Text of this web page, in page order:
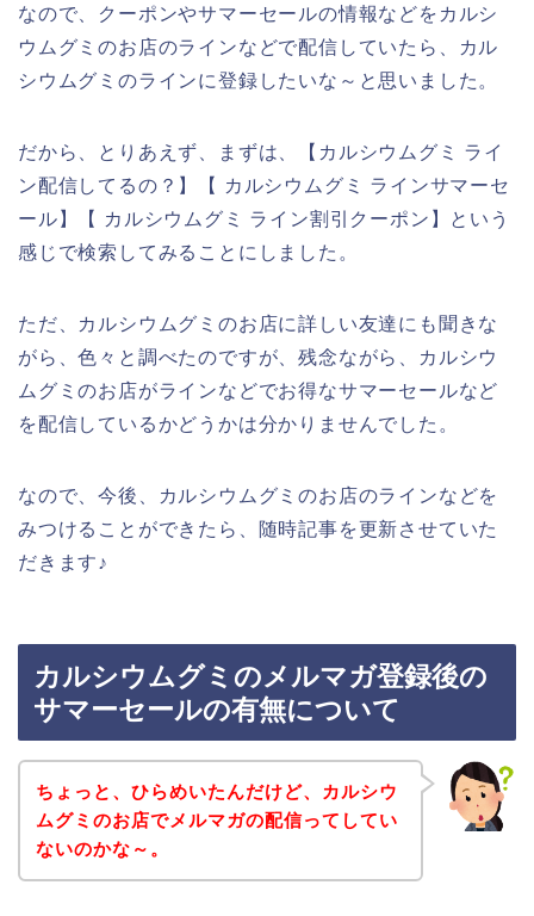
なので、クーポンやサマーセールの情報などをカルシ
ウムグミのお店のラインなどで配信していたら、カル
シウムグミのラインに登録したいな～と思いました。
だから、とりあえず、まずは、【カルシウムグミ ライ
ン配信してるの？】【 カルシウムグミ ラインサマーセ
ール】【 カルシウムグミ ライン割引クーポン】という
感じで検索してみることにしました。
ただ、カルシウムグミのお店に詳しい友達にも聞きな
がら、色々と調べたのですが、残念ながら、カルシウ
ムグミのお店がラインなどでお得なサマーセールなど
を配信しているかどうかは分かりませんでした。
なので、今後、カルシウムグミのお店のラインなどを
みつけることができたら、随時記事を更新させていた
だきます♪
カルシウムグミのメルマガ登録後の
サマーセールの有無について
ちょっと、ひらめいたんだけど、カルシウ
ムグミのお店でメルマガの配信ってしてい
ないのかな～。